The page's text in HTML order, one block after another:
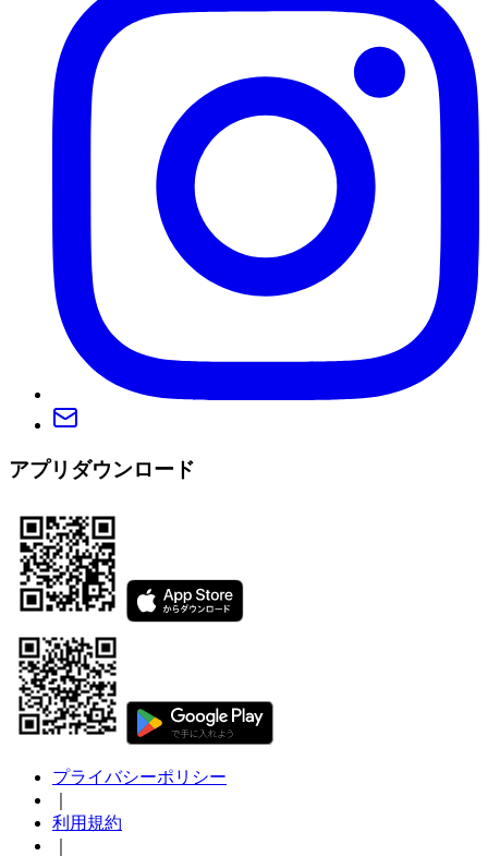
アプリダウンロード
プライバシーポリシー
利用規約